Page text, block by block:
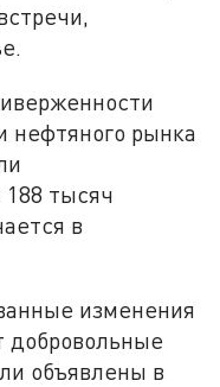
нефтяного рынка
188 тысяч
в
изменения
добровольные
объявлены в